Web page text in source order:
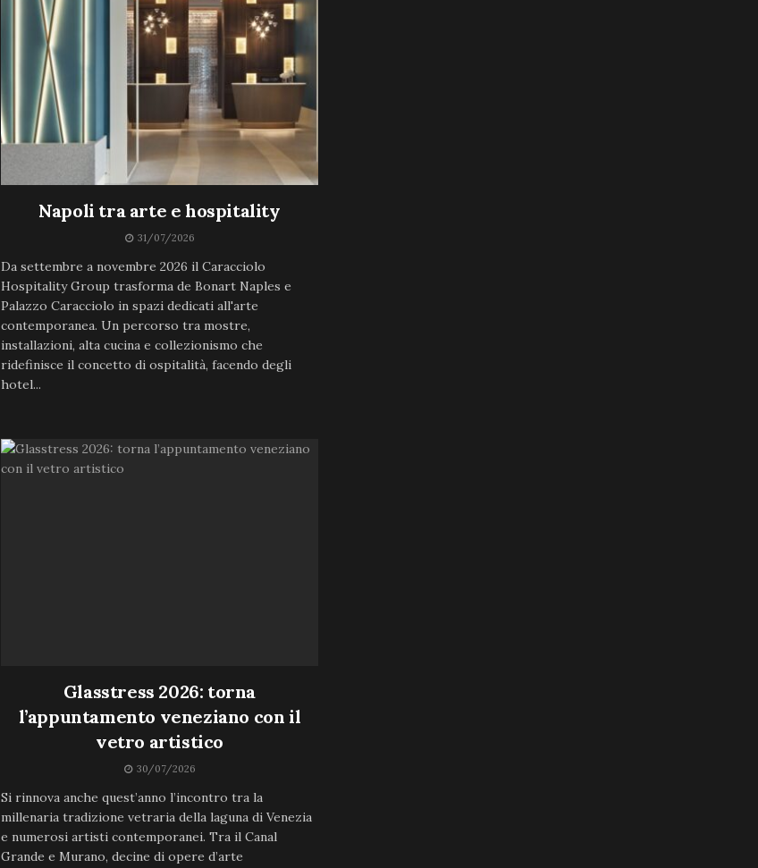
Napoli tra arte e hospitality
31/07/2026
Da settembre a novembre 2026 il Caracciolo
Hospitality Group trasforma de Bonart Naples e
Palazzo Caracciolo in spazi dedicati all'arte
contemporanea. Un percorso tra mostre,
installazioni, alta cucina e collezionismo che
ridefinisce il concetto di ospitalità, facendo degli
hotel...
Glasstress 2026: torna
l’appuntamento veneziano con il
vetro artistico
30/07/2026
Si rinnova anche quest’anno l’incontro tra la
millenaria tradizione vetraria della laguna di Venezia
e numerosi artisti contemporanei. Tra il Canal
Grande e Murano, decine di opere d’arte